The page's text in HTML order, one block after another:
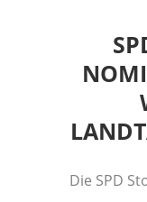
Die SPD